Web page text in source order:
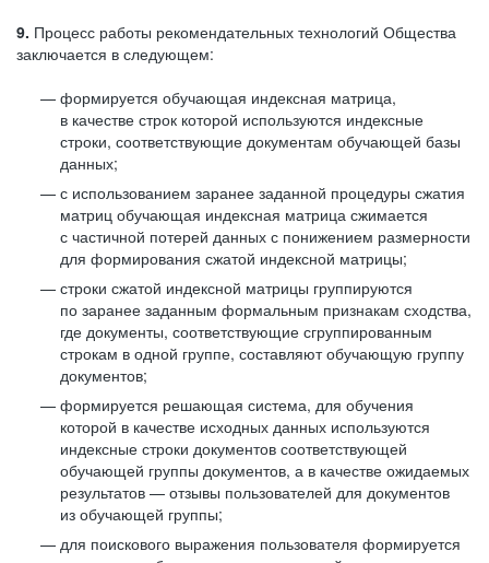
9. Процесс работы рекомендательных технологий Общества
заключается в следующем:
формируется обучающая индексная матрица,
в качестве строк которой используются индексные
строки, соответствующие документам обучающей базы
данных;
с использованием заранее заданной процедуры сжатия
матриц обучающая индексная матрица сжимается
с частичной потерей данных с понижением размерности
для формирования сжатой индексной матрицы;
строки сжатой индексной матрицы группируются
по заранее заданным формальным признакам сходства,
где документы, соответствующие сгруппированным
строкам в одной группе, составляют обучающую группу
документов;
формируется решающая система, для обучения
которой в качестве исходных данных используются
индексные строки документов соответствующей
обучающей группы документов, а в качестве ожидаемых
результатов — отзывы пользователей для документов
из обучающей группы;
для поискового выражения пользователя формируется